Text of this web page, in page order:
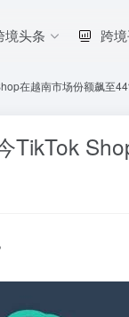
境头条 跨
在越南市场份额飙至
TikTok